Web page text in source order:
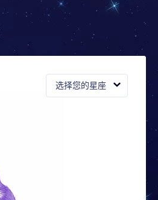
选择您的星座